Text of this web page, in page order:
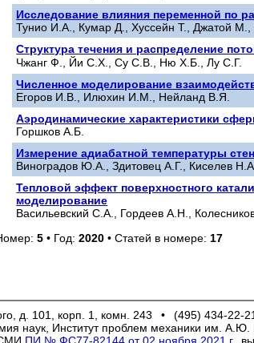
Исследование влияния переменной по
Тунио И.А., Кумар Д., Хуссейн Т., Джатой
Структура течения и распределение
Чжанг Ф., Йи С.Х., Су С.В., Ню Х.Б., Лу С.Г.
Численное моделирование
Егоров И.В., Илюхин И.М., Нейланд В.Я.
Аэродинамические характеристики
Горшков А.Б.
Измерение адиабатной температуры
Виноградов Ю.А., Здитовец А.Г., Киселев
Тепловой эффект поверхностного
моделирование
Васильевский С.А., Гордеев А.Н.,
5 • Год:2020 • Статей в номере: 17
д. 101, корп. 1, комн. 243 • (495) 434-22-21
наук, Институт проблем механики им.
ПИ № ФС77-82144 от 02 ноября 2021 г. ,